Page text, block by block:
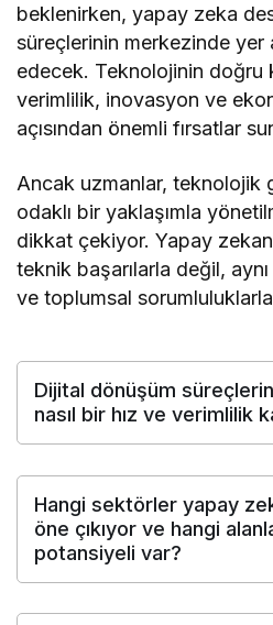
beklenirken, yapay zeka
süreçlerinin merkezinde yer
edecek. Teknolojinin doğru
verimlilik, inovasyon ve
açısından önemli fırsatlar
Ancak uzmanlar, teknolojik
odaklı bir yaklaşımla
dikkat çekiyor. Yapay
teknik başarılarla değil,
ve toplumsal
Dijital dönüşüm
nasıl bir hız ve verimlilik
Hangi sektörler yapay
öne çıkıyor ve hangi
potansiyeli var?